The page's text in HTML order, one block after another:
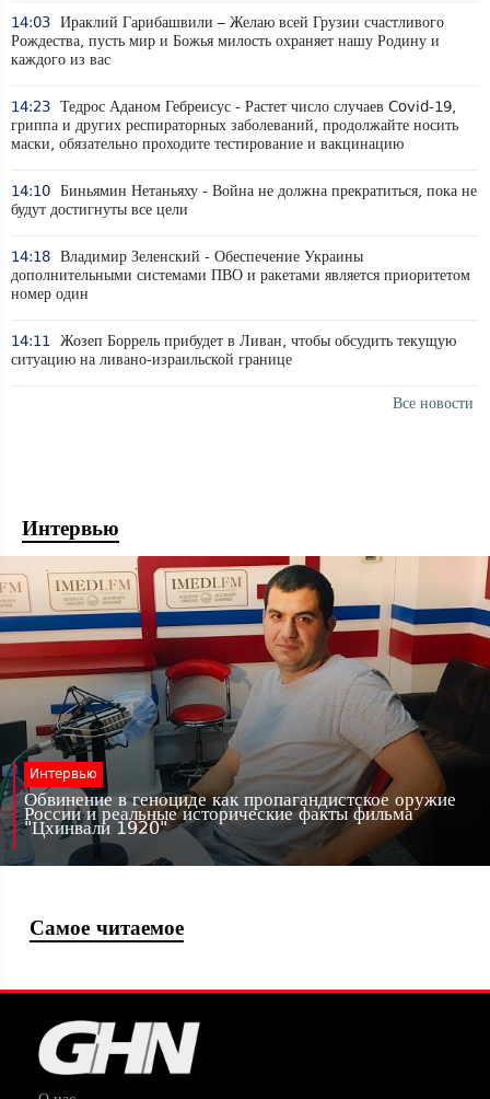
14:03 Ираклий Гарибашвили – Желаю всей Грузии счастливого
Рождества, пусть мир и Божья милость охраняет нашу Родину и
каждого из вас
14:23 Тедрос Аданом Гебреисус - Растет число случаев Covid-19,
гриппа и других респираторных заболеваний, продолжайте носить
маски, обязательно проходите тестирование и вакцинацию
14:10 Биньямин Нетаньяху - Война не должна прекратиться, пока не
будут достигнуты все цели
14:18 Владимир Зеленский - Обеспечение Украины
дополнительными системами ПВО и ракетами является приоритетом
номер один
14:11
Жозеп Боррель прибудет в Ливан, чтобы обсудить текущую
ситуацию на ливано-израильской границе
Все новости
Интервью
Интервью
Обвинение в геноциде как пропагандистское оружие
России и реальные исторические факты фильма
"Цхинвали 1920"
Самое читаемое